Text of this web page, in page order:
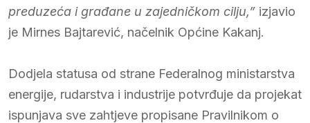
preduzeća i građane u zajedničkom cilju,” izjavio
je Mirnes Bajtarević, načelnik Općine Kakanj.
Dodjela statusa od strane Federalnog ministarstva
energije, rudarstva i industrije potvrđuje da projekat
ispunjava sve zahtjeve propisane Pravilnikom o